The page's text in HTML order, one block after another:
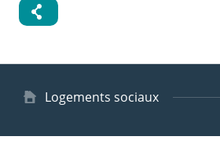
Type
logement
Logements sociaux